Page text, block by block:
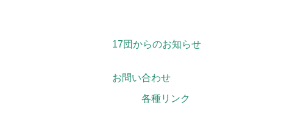
17団からのお知らせ
お問い合わせ
各種リンク